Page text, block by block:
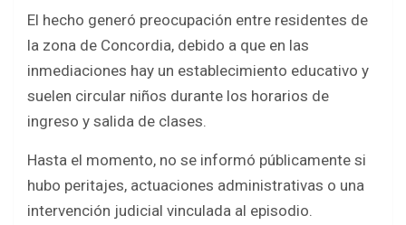
El hecho generó preocupación entre residentes de
la zona de Concordia, debido a que en las
inmediaciones hay un establecimiento educativo y
suelen circular niños durante los horarios de
ingreso y salida de clases.
Hasta el momento, no se informó públicamente si
hubo peritajes, actuaciones administrativas o una
intervención judicial vinculada al episodio.